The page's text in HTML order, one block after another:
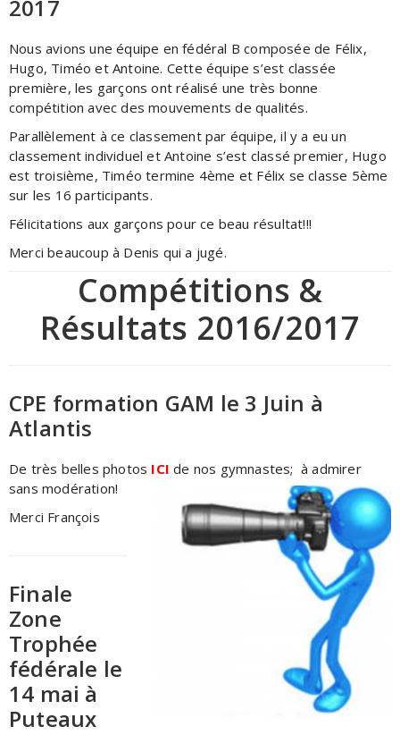
2017
Nous avions une équipe en fédéral B composée de Félix,
Hugo, Timéo et Antoine. Cette équipe s’est classée
première, les garçons ont réalisé une très bonne
compétition avec des mouvements de qualités.
Parallèlement à ce classement par équipe, il y a eu un
classement individuel et Antoine s’est classé premier, Hugo
est troisième, Timéo termine 4ème et Félix se classe 5ème
sur les 16 participants.
Félicitations aux garçons pour ce beau résultat!!!
Merci beaucoup à Denis qui a jugé.
Compétitions &
Résultats 2016/2017
CPE formation GAM le 3 Juin à
Atlantis
De très belles photos ICI de nos gymnastes; à admirer
sans modération!
Merci François
Finale
Zone
Trophée
fédérale le
14 mai à
Puteaux